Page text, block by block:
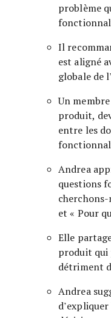
problème
Il
est aligné
globale de
Un
produit,
entre les
Andrea
questions
cherchons-
et « Pour
Elle
produit qui
détriment
Andrea